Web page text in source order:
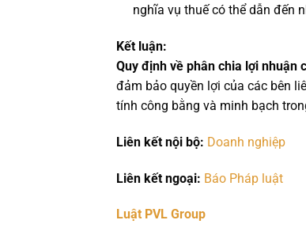
nghĩa vụ thuế có thể dẫn đến
Kết luận:
Quy định về phân chia lợi nhuận
đảm bảo quyền lợi của các bên
tính công bằng và minh bạch
Liên kết nội bộ: Doanh nghiệp
Liên kết ngoại: Báo Pháp luật
Luật PVL Group